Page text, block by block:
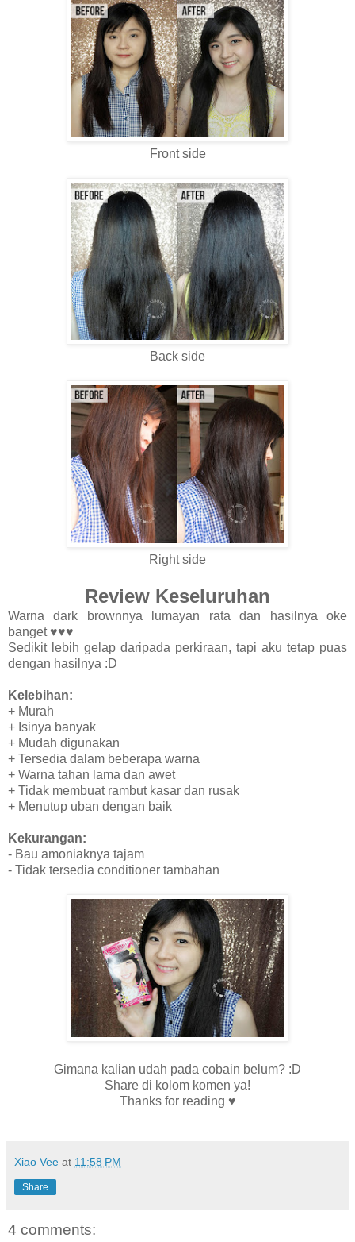
Front side
Back side
Right side
Review Keseluruhan
Warna dark brownnya lumayan rata dan hasilnya oke
banget ♥♥♥
Sedikit lebih gelap daripada perkiraan, tapi aku tetap puas
dengan hasilnya :D
Kelebihan:
+ Murah
+ Isinya banyak
+ Mudah digunakan
+ Tersedia dalam beberapa warna
+ Warna tahan lama dan awet
+ Tidak membuat rambut kasar dan rusak
+ Menutup uban dengan baik
Kekurangan:
- Bau amoniaknya tajam
- Tidak tersedia conditioner tambahan
Gimana kalian udah pada cobain belum? :D
Share di kolom komen ya!
Thanks for reading ♥
Xiao Vee at 11:58 PM
Share
4 comments: